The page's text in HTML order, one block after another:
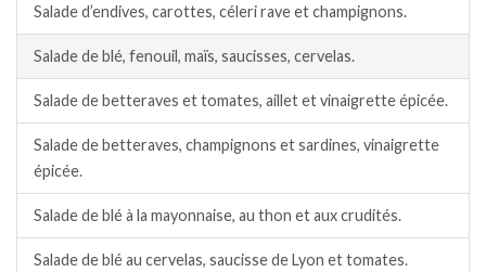
Salade d’endives, carottes, céleri rave et champignons.
Salade de blé, fenouil, maïs, saucisses, cervelas.
Salade de betteraves et tomates, aillet et vinaigrette épicée.
Salade de betteraves, champignons et sardines, vinaigrette
épicée.
Salade de blé à la mayonnaise, au thon et aux crudités.
Salade de blé au cervelas, saucisse de Lyon et tomates.